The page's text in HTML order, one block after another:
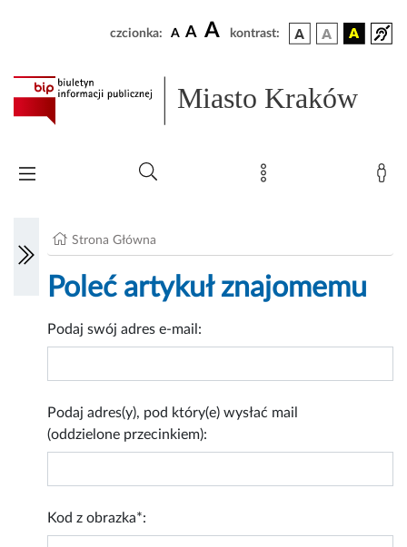
czcionka: A A A kontrast:
Miasto Kraków
Strona Główna
Poleć artykuł znajomemu
Podaj swój adres e-mail:
Podaj adres(y), pod który(e) wysłać mail
(oddzielone przecinkiem):
Kod z obrazka*: